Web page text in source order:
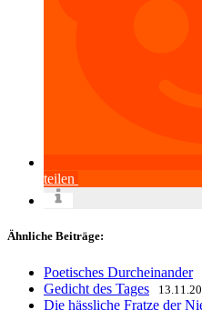
teilen
Ähnliche Beiträge:
Poetisches Durcheinander
Gedicht des Tages
Die hässliche Fratze der